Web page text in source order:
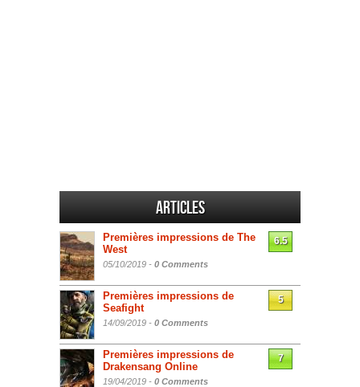
Articles
Premières impressions de The
West
05/10/2019 - 0 Comments
6.5
Premières impressions de
Seafight
14/09/2019 - 0 Comments
5
Premières impressions de
Drakensang Online
19/04/2019 - 0 Comments
7